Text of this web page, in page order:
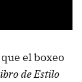
el boxeo
de Estilo